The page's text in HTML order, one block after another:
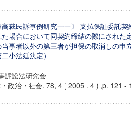
高裁民訴事例研究一一〕 支払保証委託
場合において同契約締結の際にされた
事者以外の第三者が担保の取消しの申
小法廷決定）
訴訟法研究会
政治・社会. 78, 4 ( 2005 . 4 ) ,p. 121 -